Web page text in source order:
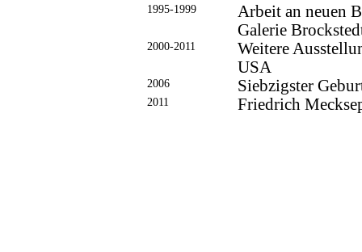
1995-1999
Arbeit an neuen
Galerie
2000-2011
Weitere
USA
2006 Siebzigster
2011 Friedrich